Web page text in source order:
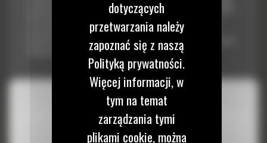
krótszym czasom trwania cyklów i zwiększonej pojemności chwytaki
GSV umożliwiają przemieszczenie większej ilości materiału przy
niższym koszcie. Opracowana z myślą o większej efektywności
konstrukcja zwiększa ogólną wydajność chwytaka i zmniejsza koszty
konserwacji. Dodanie modelu GC...
dotyczących
przetwarzania należy
zapoznać się z naszą
Polityką prywatności.
Więcej informacji, w
tym na temat
zarządzania tymi
plikami cookie, można